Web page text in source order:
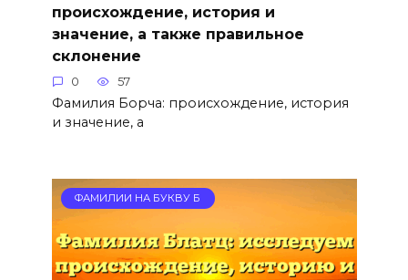
происхождение, история и
значение, а также правильное
склонение
0 57
Фамилия Борча: происхождение, история
и значение, а
ФАМИЛИИ НА БУКВУ Б